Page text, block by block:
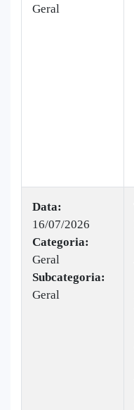
Geral
Data:
16/07/2026
Categoria:
Geral
Subcategoria:
Geral